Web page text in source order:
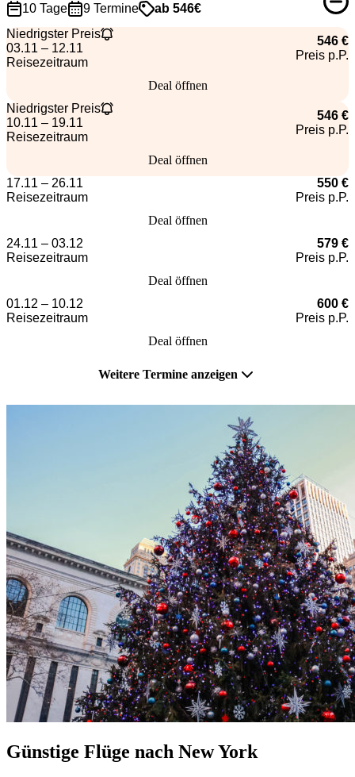
10 Tage
9 Termine
ab 546€
Niedrigster Preis
03.11 – 12.11
Reisezeitraum
546 €
Preis p.P.
Deal öffnen
Niedrigster Preis
10.11 – 19.11
Reisezeitraum
546 €
Preis p.P.
Deal öffnen
17.11 – 26.11
Reisezeitraum
550 €
Preis p.P.
Deal öffnen
24.11 – 03.12
Reisezeitraum
579 €
Preis p.P.
Deal öffnen
01.12 – 10.12
Reisezeitraum
600 €
Preis p.P.
Deal öffnen
Weitere Termine anzeigen
Günstige Flüge nach New York